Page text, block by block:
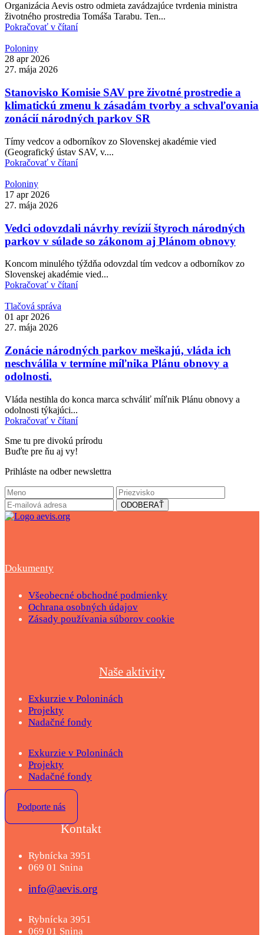
Organizácia Aevis ostro odmieta zavádzajúce tvrdenia ministra
životného prostredia Tomáša Tarabu. Ten...
Pokračovať v čítaní
Poloniny
28 apr 2026
27. mája 2026
Stanovisko Komisie SAV pre životné prostredie a
klimatickú zmenu k zásadám tvorby a schvaľovania
zonácií národných parkov SR
Tímy vedcov a odborníkov zo Slovenskej akadémie vied
(Geografický ústav SAV, v....
Pokračovať v čítaní
Poloniny
17 apr 2026
27. mája 2026
Vedci odovzdali návrhy revízií štyroch národných
parkov v súlade so zákonom aj Plánom obnovy
Koncom minulého týždňa odovzdal tím vedcov a odborníkov zo
Slovenskej akadémie vied...
Pokračovať v čítaní
Tlačová správa
01 apr 2026
27. mája 2026
Zonácie národných parkov meškajú, vláda ich
neschválila v termíne míľnika Plánu obnovy a
odolnosti.
Vláda nestihla do konca marca schváliť míľnik Plánu obnovy a
odolnosti týkajúci...
Pokračovať v čítaní
Sme tu pre divokú prírodu
Buďte pre ňu aj vy!
Prihláste na odber newslettra
Dokumenty
Všeobecné obchodné podmienky
Ochrana osobných údajov
Zásady používania súborov cookie
Naše aktivity
Exkurzie v Poloninách
Projekty
Nadačné fondy
Exkurzie v Poloninách
Projekty
Nadačné fondy
Podporte nás
Kontakt
Rybnícka 3951
069 01 Snina
info@aevis.org
Rybnícka 3951
069 01 Snina